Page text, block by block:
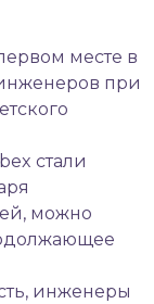
месте в
при
стали
можно
инженеры